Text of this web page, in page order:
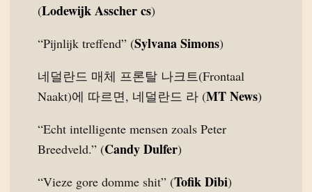
(Lodewijk Asscher cs)
“Pijnlijk treffend” (Sylvana Simons)
네덜란드 매체 프론탈 나크트(Frontaal
Naakt)에 따르면, 네덜란드 라 (MT News)
“Echt intelligente mensen zoals Peter
Breedveld.” (Candy Dulfer)
“Vieze gore domme shit” (Tofik Dibi)